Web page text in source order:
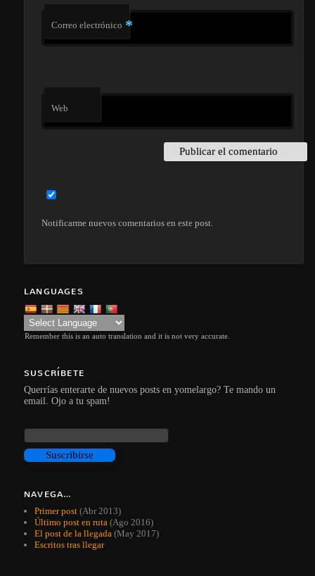
Correo electrónico *
Web
Notificarme nuevos comentarios en este post.
LANGUAGES
Remember this is an auto translation and it is not very accurate.
SUSCRÍBETE
Querrías enterarte de nuevos posts en yomelargo? Te mando un
email. Ojo a tu spam!
NAVEGA…
Primer post (Abr 2013)
Último post en ruta (Ago 2016)
El post de la llegada (May 2017)
Escritos tras llegar